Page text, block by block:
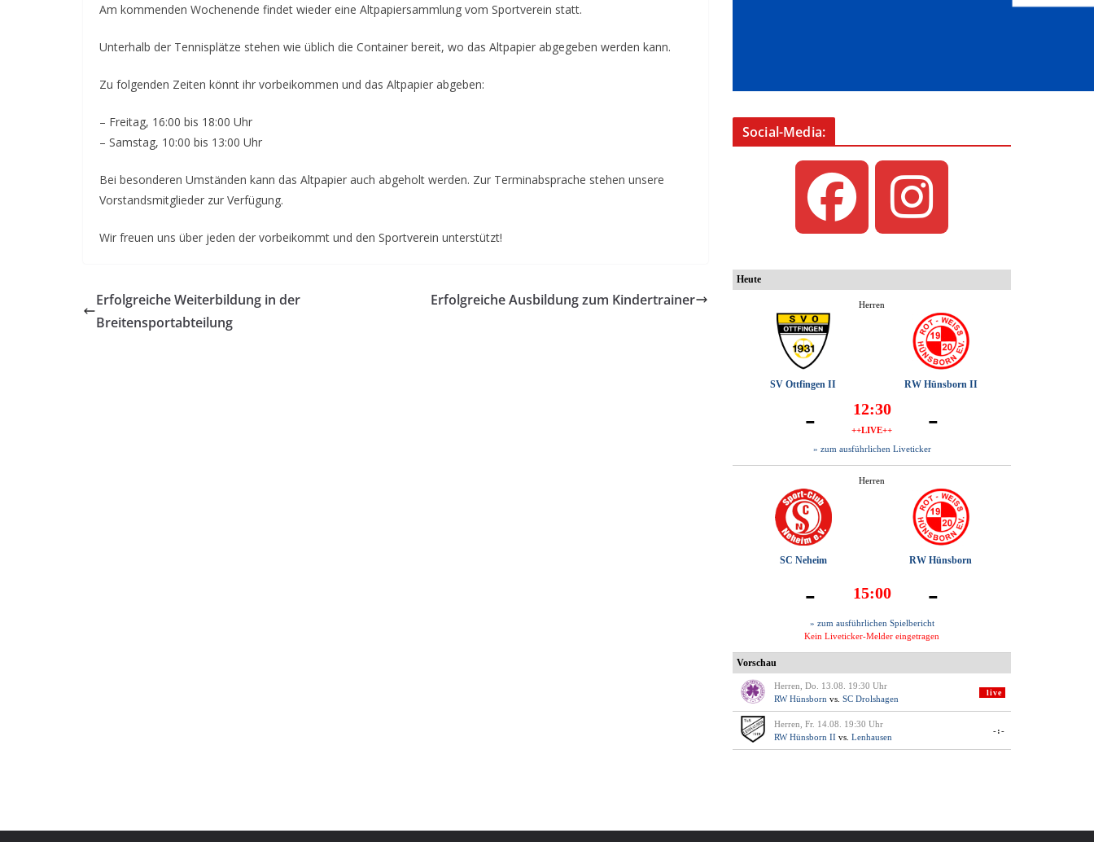
Am kommenden Wochenende findet wieder eine Altpapiersammlung vom Sportverein statt.
Unterhalb der Tennisplätze stehen wie üblich die Container bereit, wo das Altpapier abgegeben werden kann.
Zu folgenden Zeiten könnt ihr vorbeikommen und das Altpapier abgeben:
– Freitag, 16:00 bis 18:00 Uhr
– Samstag, 10:00 bis 13:00 Uhr
Bei besonderen Umständen kann das Altpapier auch abgeholt werden. Zur Terminabsprache stehen unsere
Vorstandsmitglieder zur Verfügung.
Wir freuen uns über jeden der vorbeikommt und den Sportverein unterstützt!
Erfolgreiche Weiterbildung in der
Breitensportabteilung
Erfolgreiche Ausbildung zum Kindertrainer
Social-Media: